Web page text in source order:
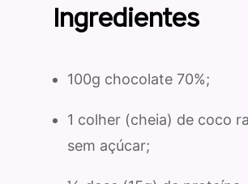
Ingredientes
100g chocolate 70%;
1 colher (cheia) de coco
sem açúcar;